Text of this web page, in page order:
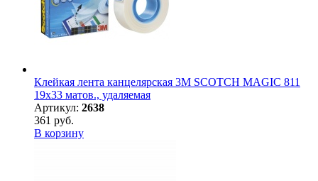
Клейкая лента канцелярская 3M SCOTCH MAGIC 811
19х33 матов., удаляемая
Артикул: 2638
361 руб.
В корзину